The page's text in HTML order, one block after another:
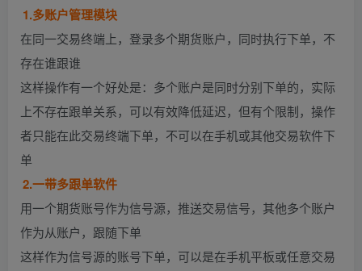
1.多账户管理模块
在同一交易终端上，登录多个期货账户，同时执行下单，不
存在谁跟谁
这样操作有一个好处是：多个账户是同时分别下单的，实际
上不存在跟单关系，可以有效降低延迟，但有个限制，操作
者只能在此交易终端下单，不可以在手机或其他交易软件下
单
2.一带多跟单软件
用一个期货账号作为信号源，推送交易信号，其他多个账户
作为从账户，跟随下单
这样作为信号源的账号下单，可以是在手机平板或任意交易